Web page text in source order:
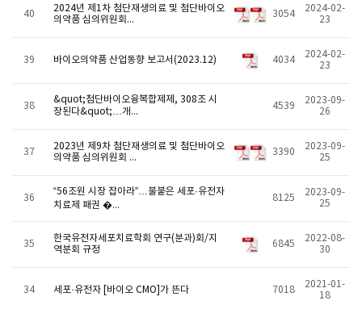
40
2024년 제1차 첨단재생의료 및 첨단바이오
의약품 심의위원회...
3054
2024-02-
23
39 바이오의약품 산업동향 보고서(2023.12) 4034
2024-02-
23
38
&quot;첨단바이오융복합제제, 308조 시
장된다&quot;…개...
4539
2023-09-
26
37
2023년 제9차 첨단재생의료 및 첨단바이오
의약품 심의위원회 ...
3390
2023-09-
25
36
“56조원 시장 잡아라”…불붙은 세포·유전자
치료제 패권 �...
8125
2023-09-
25
35
한국유전자세포치료학회 연구(분과)회/지
역분회 규정
6845
2022-08-
30
34 세포·유전자 [바이오 CMO]가 뜬다 7018
2021-01-
18